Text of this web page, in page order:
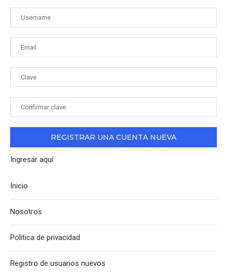
Ingresar aquí
Inicio
Nosotros
Política de privacidad
Registro de usuarios nuevos